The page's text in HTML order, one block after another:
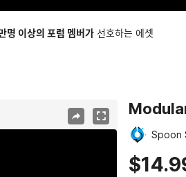
명 이상의 포럼 멤버가 선호하는 에셋
Spoon